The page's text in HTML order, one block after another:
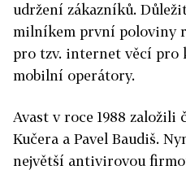
udržení zákazníků.
milníkem první poloviny
pro tzv. internet věcí pro
mobilní operátory.
Avast v roce 1988
Kučera a Pavel Baudiš.
největší antivirovou